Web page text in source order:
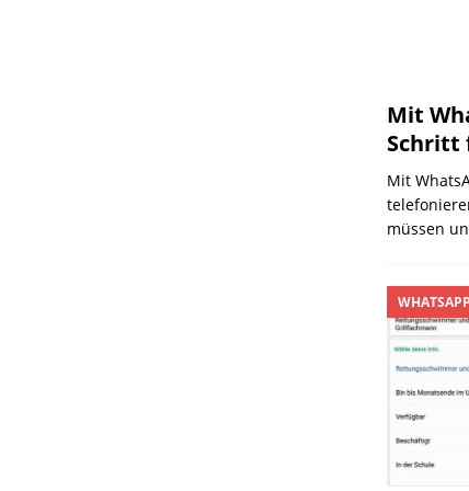
Mit
Schritt
Mit
müssen
WHATSAPP